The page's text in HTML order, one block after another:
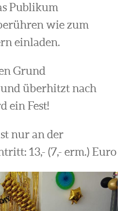
Publikum
wie zum
einladen.
Grund
überhitzt nach
ein Fest!
nur an der
13,- (7,- erm.) Euro